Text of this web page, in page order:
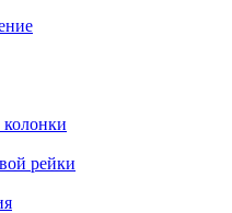
колонки
рейки